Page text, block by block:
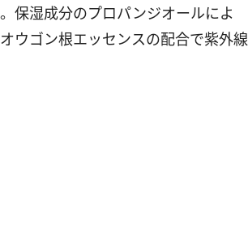
保湿成分のプロパンジオールによ
ウゴン根エッセンスの配合で紫外線